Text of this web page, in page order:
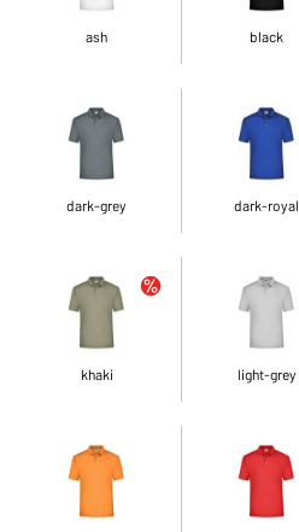
ash black
dark-grey dark-royal
khaki light-grey